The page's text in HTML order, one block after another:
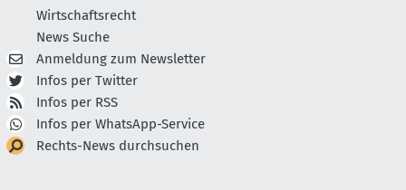
Wirtschaftsrecht
News Suche
Anmeldung zum Newsletter
Infos per Twitter
Infos per RSS
Infos per WhatsApp-Service
Rechts-News durchsuchen